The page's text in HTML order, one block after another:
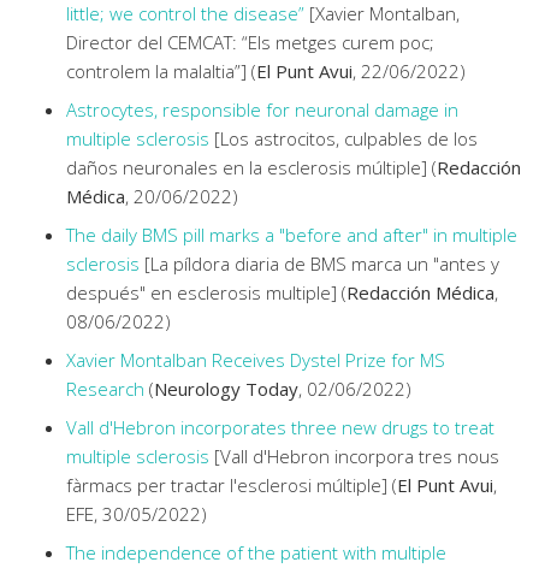
little; we control the disease” [Xavier Montalban,
Director del CEMCAT: “Els metges curem poc;
controlem la malaltia”] (El Punt Avui, 22/06/2022)
Astrocytes, responsible for neuronal damage in
multiple sclerosis [Los astrocitos, culpables de los
daños neuronales en la esclerosis múltiple] (Redacción
Médica, 20/06/2022)
The daily BMS pill marks a "before and after" in multiple
sclerosis [La píldora diaria de BMS marca un "antes y
después" en esclerosis multiple] (Redacción Médica,
08/06/2022)
Xavier Montalban Receives Dystel Prize for MS
Research (Neurology Today, 02/06/2022)
Vall d'Hebron incorporates three new drugs to treat
multiple sclerosis [Vall d'Hebron incorpora tres nous
fàrmacs per tractar l'esclerosi múltiple] (El Punt Avui,
EFE, 30/05/2022)
The independence of the patient with multiple